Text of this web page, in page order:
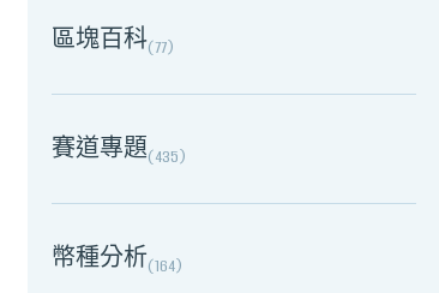
區塊百科(77)
賽道專題(435)
幣種分析(164)